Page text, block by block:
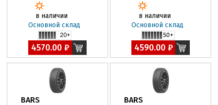
в наличии
Основной склад
4570.00 ₽
в наличии
Основной склад
4590.00 ₽
BARS BARS